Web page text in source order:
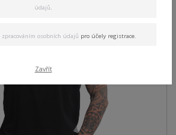
údajů.
zpracováním osobních údajů pro účely registrace.
Zavřít